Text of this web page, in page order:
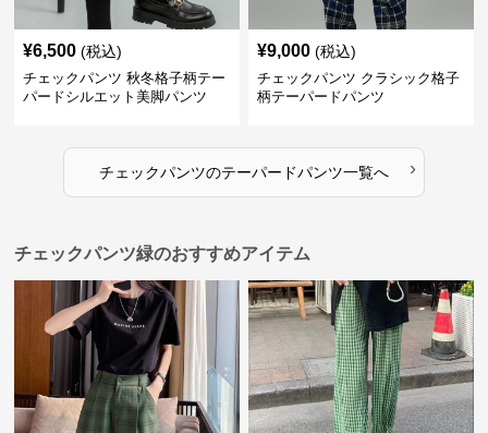
¥6,500 (税込)
チェックパンツ 秋冬格子柄テー
パードシルエット美脚パンツ
¥9,000 (税込)
チェックパンツ クラシック格子
柄テーパードパンツ
チェックパンツのテーパードパンツ一覧へ ›
チェックパンツ緑のおすすめアイテム